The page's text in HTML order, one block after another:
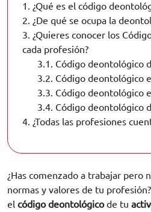
1. ¿Qué es el código
2. ¿De qué se ocupa la
3. ¿Quieres conocer los
cada profesión?
3.1. Código deontológico
3.2. Código deontológico
3.3. Código deontológico
3.4. Código deontológico
4. ¿Todas las profesiones
¿Has comenzado a trabajar pero
normas y valores de tu
el código deontológicode tu